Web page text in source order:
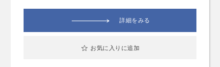
詳細をみる
お気に入りに追加